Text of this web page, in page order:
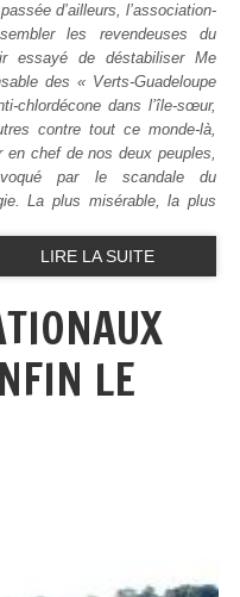
d’ailleurs, l’association-
les revendeuses du
essayé de déstabiliser Me
des « Verts-Guadeloupe
chlordécone dans l’île-sœur,
contre tout ce monde-là,
en chef de nos deux peuples,
par le scandale du
La plus misérable, la plus
LIRE LA SUITE
LE